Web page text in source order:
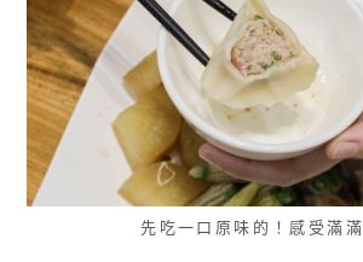
先吃一口原味的！感受滿